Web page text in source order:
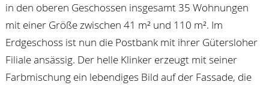
in den oberen Geschossen insgesamt 35 Wohnungen
mit einer Größe zwischen 41 m² und 110 m². Im
Erdgeschoss ist nun die Postbank mit ihrer Gütersloher
Filiale ansässig. Der helle Klinker erzeugt mit seiner
Farbmischung ein lebendiges Bild auf der Fassade, die